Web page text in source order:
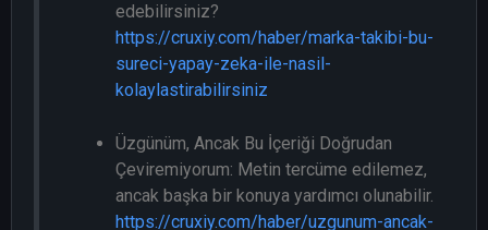
edebilirsiniz?
https://cruxiy.com/haber/marka-takibi-bu-
sureci-yapay-zeka-ile-nasil-
kolaylastirabilirsiniz
Üzgünüm, Ancak Bu İçeriği Doğrudan
Çeviremiyorum: Metin tercüme edilemez,
ancak başka bir konuya yardımcı olunabilir.
https://cruxiy.com/haber/uzgunum-ancak-